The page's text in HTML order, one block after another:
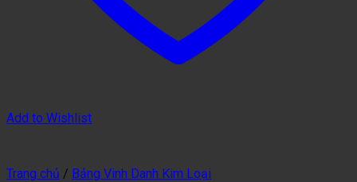
Add to Wishlist
Trang chủ / Bảng Vinh Danh Kim Loại